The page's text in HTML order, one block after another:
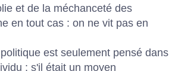
et de la méchanceté des
en tout cas : on ne vit pas en
est seulement pensé dans
; s'il était un moyen